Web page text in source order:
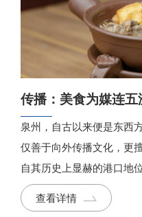
传播：美食为媒连五
泉州，自古以来便是东西
仅善于向外传播文化，更
自其历史上显赫的港口地
韧、包容以及他们与生俱
查看详情